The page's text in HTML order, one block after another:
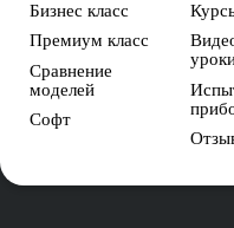
Бизнес класс
Премиум класс
Сравнение
моделей
Софт